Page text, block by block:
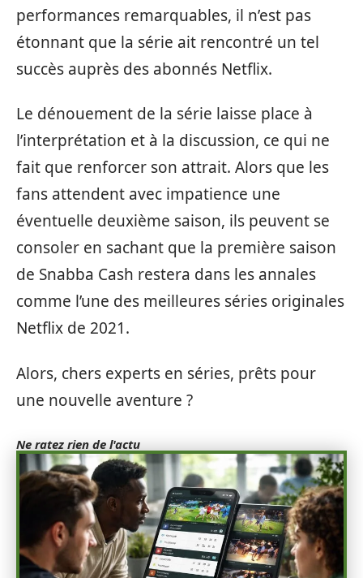
performances remarquables, il n’est pas
étonnant que la série ait rencontré un tel
succès auprès des abonnés Netflix.
Le dénouement de la série laisse place à
l’interprétation et à la discussion, ce qui ne
fait que renforcer son attrait. Alors que les
fans attendent avec impatience une
éventuelle deuxième saison, ils peuvent se
consoler en sachant que la première saison
de Snabba Cash restera dans les annales
comme l’une des meilleures séries originales
Netflix de 2021.
Alors, chers experts en séries, prêts pour
une nouvelle aventure ?
Ne ratez rien de l'actu